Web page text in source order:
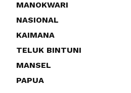
MANOKWARI
NASIONAL
KAIMANA
TELUK BINTUNI
MANSEL
PAPUA